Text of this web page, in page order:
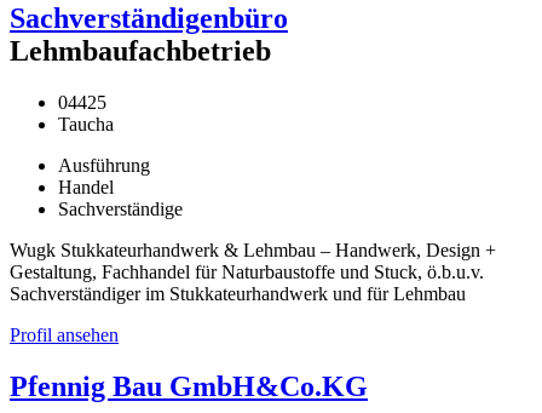
Sachverständigenbüro
Lehmbaufachbetrieb
04425
Taucha
Ausführung
Handel
Sachverständige
Wugk Stukkateurhandwerk & Lehmbau – Handwerk, Design +
Gestaltung, Fachhandel für Naturbaustoffe und Stuck, ö.b.u.v.
Sachverständiger im Stukkateurhandwerk und für Lehmbau
Profil ansehen
Pfennig Bau GmbH&Co.KG